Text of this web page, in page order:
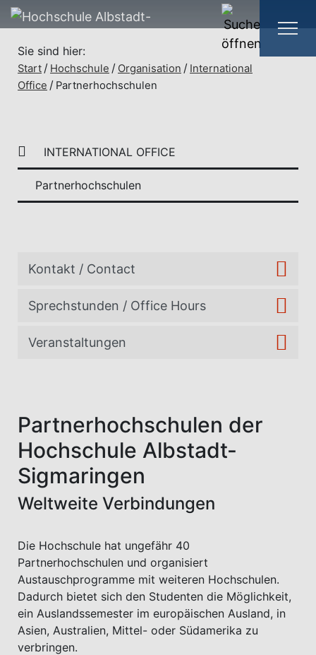
Sie sind hier:
Start Hochschule Organisation
International
Office
Partnerhochschulen
Partnerhochschulen der
Hochschule Albstadt-
Sigmaringen
Weltweite Verbindungen
Die Hochschule hat ungefähr 40
Partnerhochschulen und organisiert
Austauschprogramme mit weiteren Hochschulen.
Dadurch bietet sich den Studenten die Möglichkeit,
ein Auslandssemester im europäischen Ausland, in
Asien, Australien, Mittel- oder Südamerika zu
verbringen.
INTERNATIONAL OFFICE
Partnerhochschulen
Kontakt / Contact
Sprechstunden / Office Hours
Veranstaltungen